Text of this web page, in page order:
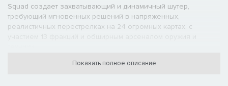
Squad создает захватывающий и динамичный шутер,
требующий мгновенных решений в напряженных,
реалистичных перестрелках на 24 огромных картах, с
Показать полное описание